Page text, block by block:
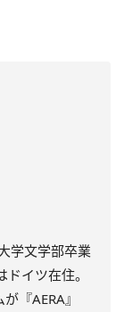
学文学部卒業
イツ在住。
『AERA』